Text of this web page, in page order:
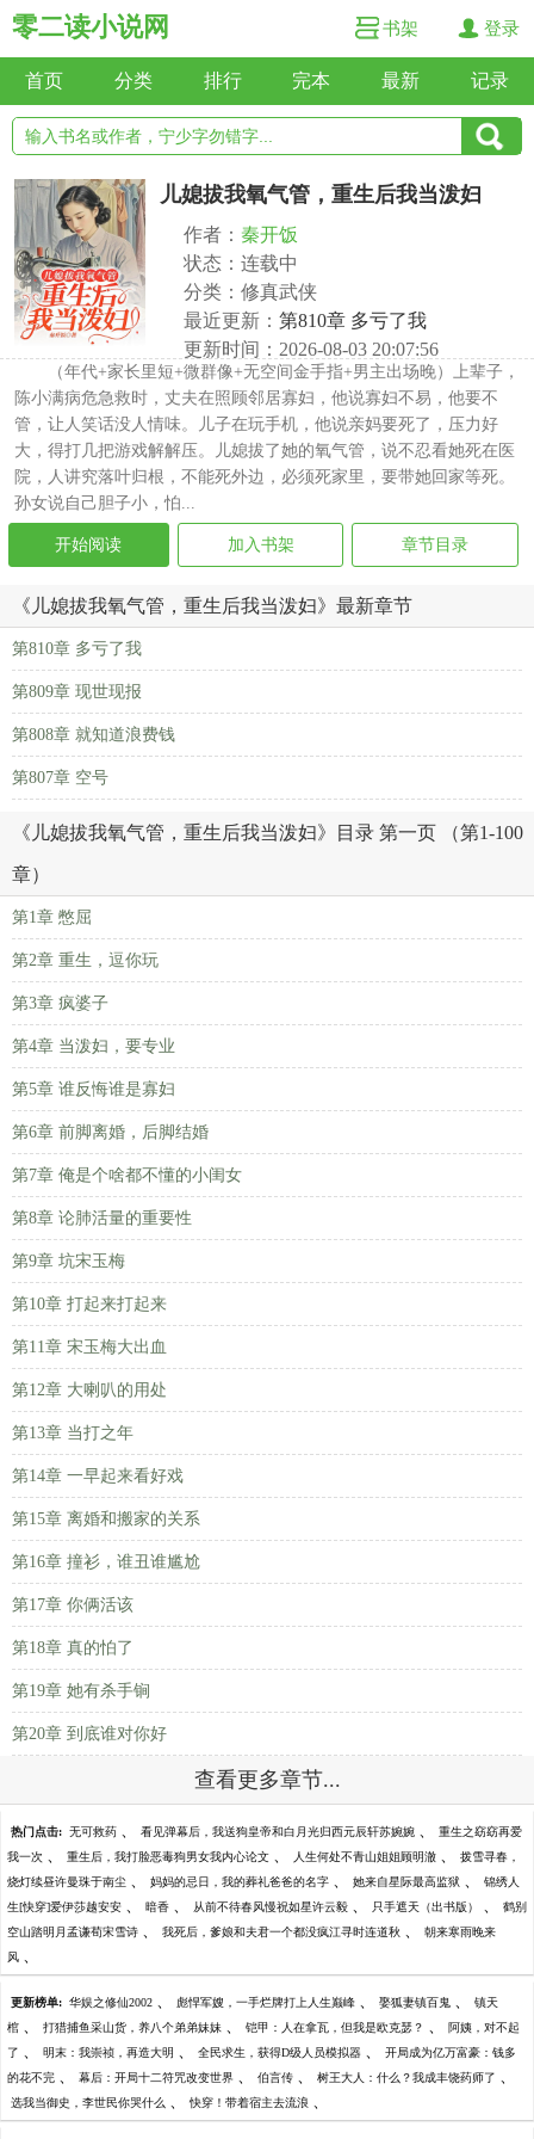
零二读小说网 书架 登录
首页 分类 排行 完本 最新 记录
儿媳拔我氧气管，重生后我当泼妇
作者： 秦开饭
状态：连载中
分类：修真武侠
最近更新： 第810章 多亏了我
更新时间：2026-08-03 20:07:56
（年代+家长里短+微群像+无空间金手指+男主出场晚）上辈子，
陈小满病危急救时，丈夫在照顾邻居寡妇，他说寡妇不易，他要不
管，让人笑话没人情味。儿子在玩手机，他说亲妈要死了，压力好
大，得打几把游戏解解压。儿媳拔了她的氧气管，说不忍看她死在医
院，人讲究落叶归根，不能死外边，必须死家里，要带她回家等死。
孙女说自己胆子小，怕...
开始阅读 加入书架 章节目录
《儿媳拔我氧气管，重生后我当泼妇》最新章节
第810章 多亏了我
第809章 现世现报
第808章 就知道浪费钱
第807章 空号
《儿媳拔我氧气管，重生后我当泼妇》目录 第一页 （第1-100
章）
第1章 憋屈
第2章 重生，逗你玩
第3章 疯婆子
第4章 当泼妇，要专业
第5章 谁反悔谁是寡妇
第6章 前脚离婚，后脚结婚
第7章 俺是个啥都不懂的小闺女
第8章 论肺活量的重要性
第9章 坑宋玉梅
第10章 打起来打起来
第11章 宋玉梅大出血
第12章 大喇叭的用处
第13章 当打之年
第14章 一早起来看好戏
第15章 离婚和搬家的关系
第16章 撞衫，谁丑谁尴尬
第17章 你俩活该
第18章 真的怕了
第19章 她有杀手锏
第20章 到底谁对你好
查看更多章节...
热门点击: 无可救药 、 看见弹幕后，我送狗皇帝和白月光归西元辰轩苏婉婉 、 重生之窈窈再爱
我一次 、 重生后，我打脸恶毒狗男女我内心论文 、 人生何处不青山姐姐顾明澈 、 拨雪寻春，
烧灯续昼许曼珠于南尘 、 妈妈的忌日，我的葬礼爸爸的名字 、 她来自星际最高监狱 、 锦绣人
生[快穿]爱伊莎越安安 、 暗香 、 从前不待春风慢祝如星许云毅 、 只手遮天（出书版） 、 鹤别
空山踏明月孟谦荀宋雪诗 、 我死后，爹娘和夫君一个都没疯江寻时连道秋 、 朝来寒雨晚来
风 、
更新榜单: 华娱之修仙2002 、 彪悍军嫂，一手烂牌打上人生巅峰 、 娶狐妻镇百鬼 、 镇天
棺 、 打猎捕鱼采山货，养八个弟弟妹妹 、 铠甲：人在拿瓦，但我是欧克瑟？ 、 阿姨，对不起
了 、 明末：我崇祯，再造大明 、 全民求生，获得D级人员模拟器 、 开局成为亿万富豪：钱多
的花不完 、 幕后：开局十二符咒改变世界 、 伯言传 、 树王大人：什么？我成丰饶药师了 、
选我当御史，李世民你哭什么 、 快穿！带着宿主去流浪 、